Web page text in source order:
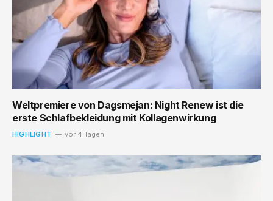
Weltpremiere von Dagsmejan: Night Renew ist die
erste Schlafbekleidung mit Kollagenwirkung
HIGHLIGHT vor 4 Tagen